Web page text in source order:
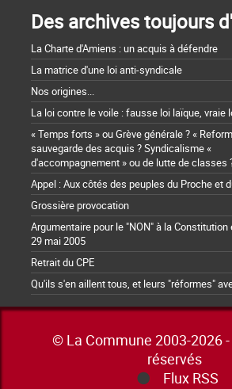
Des archives toujours
La Charte d'Amiens : un acquis à défendre
La matrice d'une loi anti-syndicale
Nos origines...
La loi contre le voile : fausse loi laïque, vraie
« Temps forts » ou Grève générale ? «
sauvegarde des acquis ? Syndicalisme «
d'accompagnement » ou de lutte de classes
Appel : Aux côtés des peuples du Proche et
Grossière provocation
Argumentaire pour le "NON" à la Constitution
29 mai 2005
Retrait du CPE
Qu'ils s'en aillent tous, et leurs "réformes"
© La Commune 2003-2026
réservés
Flux RSS